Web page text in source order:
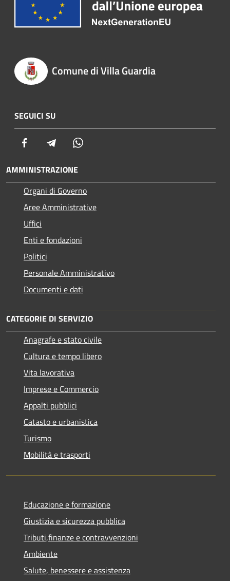
Comune di Villa Guardia
SEGUICI SU
Facebook Telegram
AMMINISTRAZIONE
Organi di Governo
Aree Amministrative
Uffici
Enti e fondazioni
Politici
Personale Amministrativo
Documenti e dati
CATEGORIE DI SERVIZIO
Anagrafe e stato civile
Cultura e tempo libero
Vita lavorativa
Imprese e Commercio
Appalti pubblici
Catasto e urbanistica
Turismo
Mobilità e trasporti
Educazione e formazione
Giustizia e sicurezza pubblica
Tributi,finanze e contravvenzioni
Ambiente
Salute, benessere e assistenza